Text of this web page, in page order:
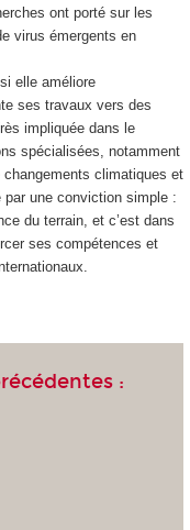
ont porté sur les
virus émergents en
elle améliore
ses travaux vers des
impliquée dans le
spécialisées, notamment
climatiques et
une conviction simple :
du terrain, et c’est dans
ses compétences et
: